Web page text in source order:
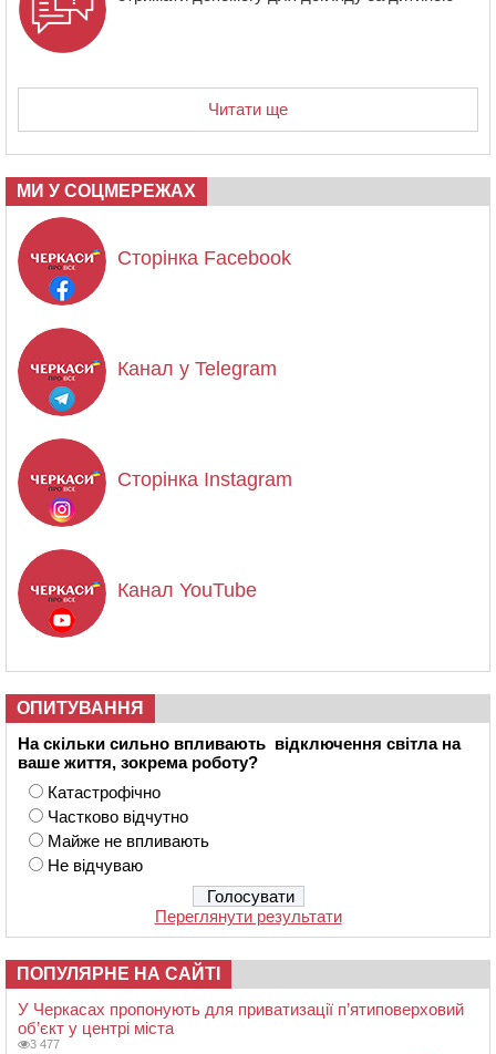
Читати ще
МИ У СОЦМЕРЕЖАХ
Сторінка Facebook
Канал у Telegram
Сторінка Instagram
Канал YouTube
ОПИТУВАННЯ
На скільки сильно впливають відключення світла на
ваше життя, зокрема роботу?
Катастрофічно
Частково відчутно
Майже не впливають
Не відчуваю
Переглянути результати
ПОПУЛЯРНЕ НА САЙТІ
У Черкасах пропонують для приватизації п’ятиповерховий
об’єкт у центрі міста
3 477